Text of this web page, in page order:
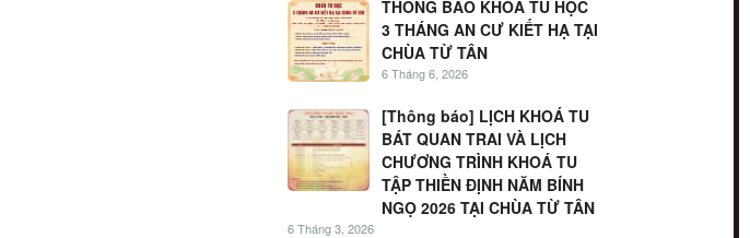
THÔNG BÁO KHÓA TU HỌC
3 THÁNG AN CƯ KIẾT HẠ TẠI
CHÙA TỪ TÂN
6 Tháng 6, 2026
[Thông báo] LỊCH KHOÁ TU
BÁT QUAN TRAI VÀ LỊCH
CHƯƠNG TRÌNH KHOÁ TU
TẬP THIỀN ĐỊNH NĂM BÍNH
NGỌ 2026 TẠI CHÙA TỪ TÂN
6 Tháng 3, 2026